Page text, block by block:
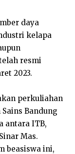
daya
kelapa
resmi
2023.
perkuliahan
Bandung
antara ITB,
Mas.
beasiswa ini,